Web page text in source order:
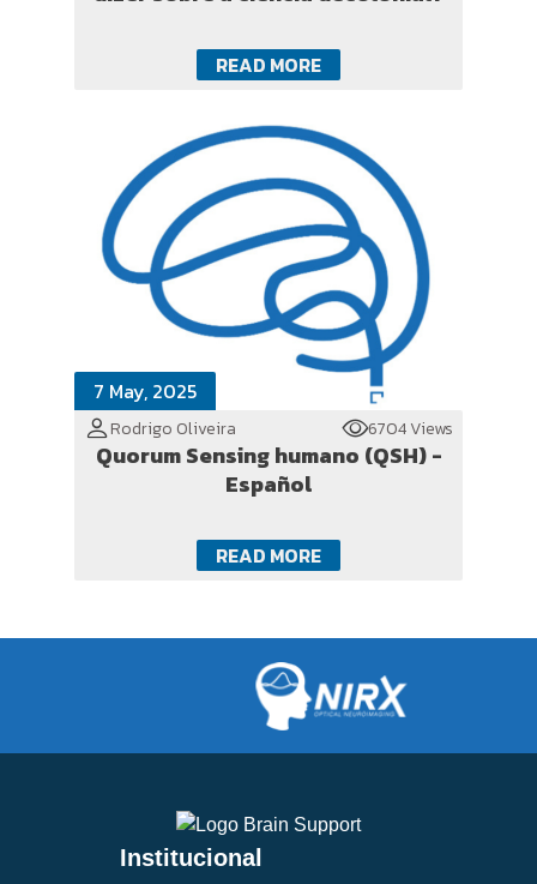
READ MORE
7 May, 2025
Rodrigo Oliveira 6704 Views
Quorum Sensing humano (QSH) -
Español
READ MORE
Institucional